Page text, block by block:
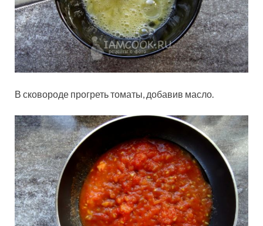
В сковороде прогреть томаты, добавив масло.